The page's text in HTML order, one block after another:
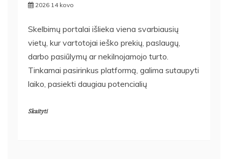
2026 14 kovo
Skelbimų portalai išlieka viena svarbiausių
vietų, kur vartotojai ieško prekių, paslaugų,
darbo pasiūlymų ar nekilnojamojo turto.
Tinkamai pasirinkus platformą, galima sutaupyti
laiko, pasiekti daugiau potencialių
Skaityti